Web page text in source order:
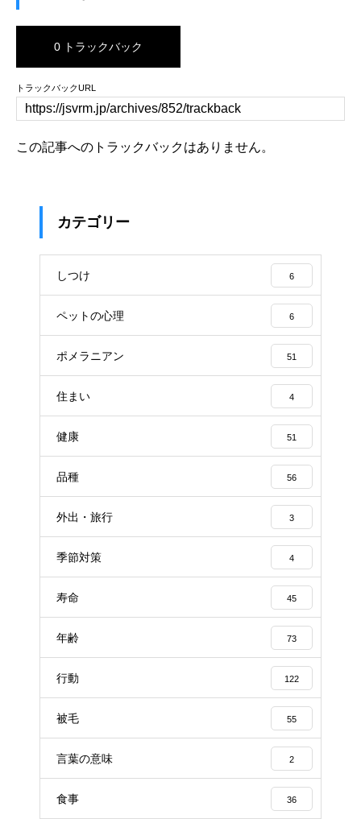
0 トラックバック
トラックバックURL
この記事へのトラックバックはありません。
カテゴリー
しつけ 6
ペットの心理 6
ポメラニアン 51
住まい 4
健康 51
品種 56
外出・旅行 3
季節対策 4
寿命 45
年齢 73
行動 122
被毛 55
言葉の意味 2
食事 36